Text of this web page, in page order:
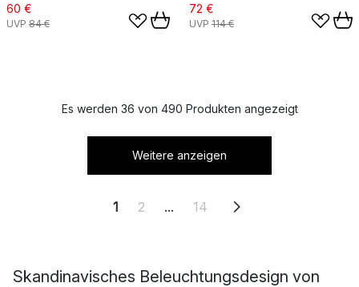
60 €
UVP 84 €
72 €
UVP 114 €
Es werden 36 von 490 Produkten angezeigt
Weitere anzeigen
1 2 ... 14
Skandinavisches Beleuchtungsdesign von